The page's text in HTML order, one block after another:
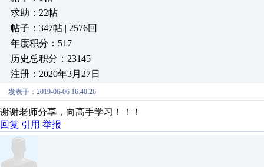
求助：22帖
帖子：347帖 | 2576回
年度积分：517
历史总积分：23145
注册：2020年3月27日
发表于：2019-06-06 16:40:26
谢谢老师分享，向高手学习！！！
回复 引用 举报